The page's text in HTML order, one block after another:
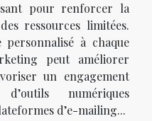
pour renforcer la
ressources limitées.
à chaque
peut améliorer
un engagement
numériques
d’e-mailing...